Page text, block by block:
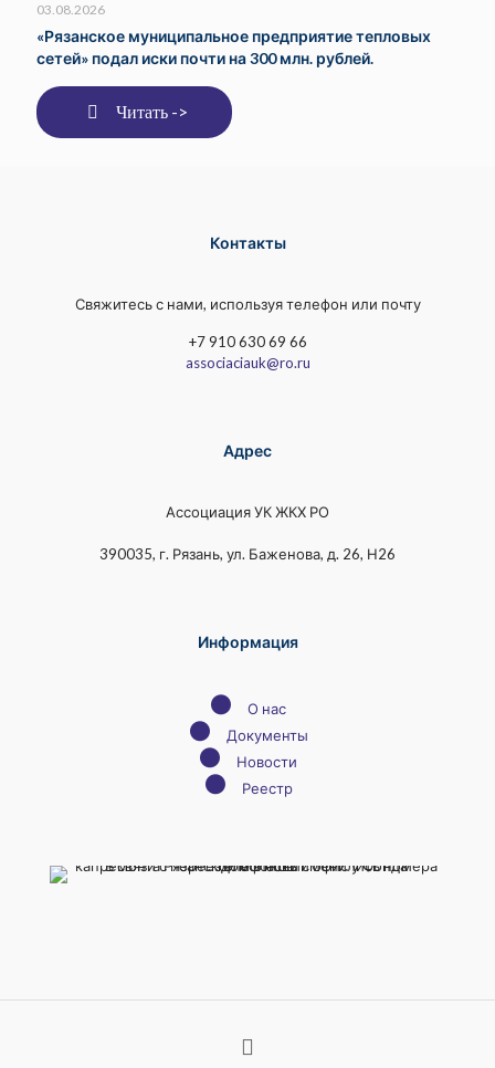
03.08.2026
«Рязанское муниципальное предприятие тепловых
сетей» подал иски почти на 300 млн. рублей.
Читать ->
Контакты
Свяжитесь с нами, используя телефон или почту
+7 910 630 69 66
associaciauk@ro.ru
Адрес
Ассоциация УК ЖКХ РО
390035, г. Рязань, ул. Баженова, д. 26, Н26
Информация
● О нас
● Документы
● Новости
● Реестр